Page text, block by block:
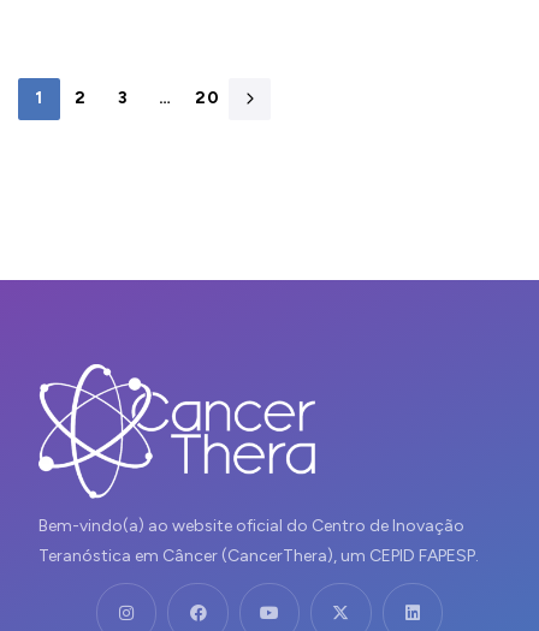
1 2 3 … 20
Bem-vindo(a) ao website oficial do Centro de Inovação
Teranóstica em Câncer (CancerThera), um CEPID FAPESP.